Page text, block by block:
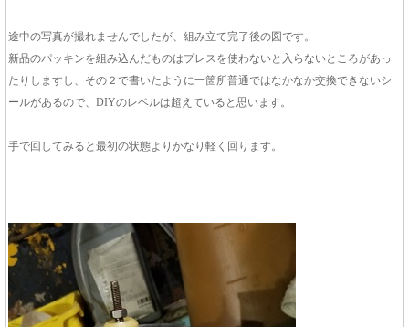
途中の写真が撮れませんでしたが、組み立て完了後の図です。
新品のパッキンを組み込んだものはプレスを使わないと入らないところがあっ
たりしますし、その２で書いたように一箇所普通ではなかなか交換できないシ
ールがあるので、DIYのレベルは超えていると思います。
手で回してみると最初の状態よりかなり軽く回ります。